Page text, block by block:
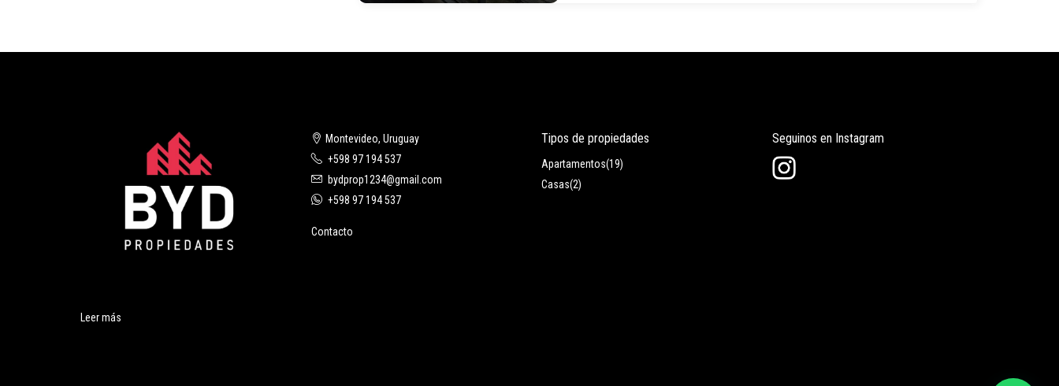
Leer más
Montevideo, Uruguay
+598 97 194 537
bydprop1234@gmail.com
+598 97 194 537
Contacto
Tipos de propiedades
Apartamentos(19)
Casas(2)
Seguinos en Instagram